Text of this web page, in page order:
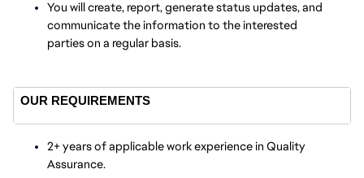
You will create, report, generate status updates, and
communicate the information to the interested
parties on a regular basis.
OUR REQUIREMENTS
2+ years of applicable work experience in Quality
Assurance.